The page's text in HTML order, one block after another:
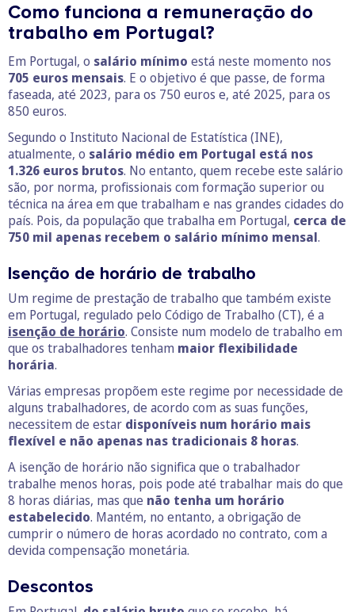
Como funciona a remuneração do
trabalho em Portugal?
Em Portugal, o salário mínimo está neste momento nos
705 euros mensais. E o objetivo é que passe, de forma
faseada, até 2023, para os 750 euros e, até 2025, para os
850 euros.
Segundo o Instituto Nacional de Estatística (INE),
atualmente, o salário médio em Portugal está nos
1.326 euros brutos. No entanto, quem recebe este salário
são, por norma, profissionais com formação superior ou
técnica na área em que trabalham e nas grandes cidades do
país. Pois, da população que trabalha em Portugal, cerca de
750 mil apenas recebem o salário mínimo mensal.
Isenção de horário de trabalho
Um regime de prestação de trabalho que também existe
em Portugal, regulado pelo Código de Trabalho (CT), é a
isenção de horário. Consiste num modelo de trabalho em
que os trabalhadores tenham maior flexibilidade
horária.
Várias empresas propõem este regime por necessidade de
alguns trabalhadores, de acordo com as suas funções,
necessitem de estar disponíveis num horário mais
flexível e não apenas nas tradicionais 8 horas.
A isenção de horário não significa que o trabalhador
trabalhe menos horas, pois pode até trabalhar mais do que
8 horas diárias, mas que não tenha um horário
estabelecido. Mantém, no entanto, a obrigação de
cumprir o número de horas acordado no contrato, com a
devida compensação monetária.
Descontos